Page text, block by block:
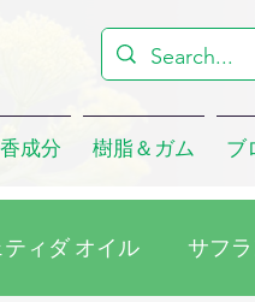
成分 樹脂＆ガム ブ
ィダ オイル サフ